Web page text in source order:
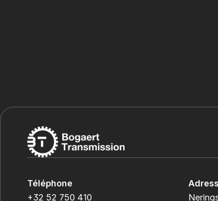
Téléphone
+32 52 750 410